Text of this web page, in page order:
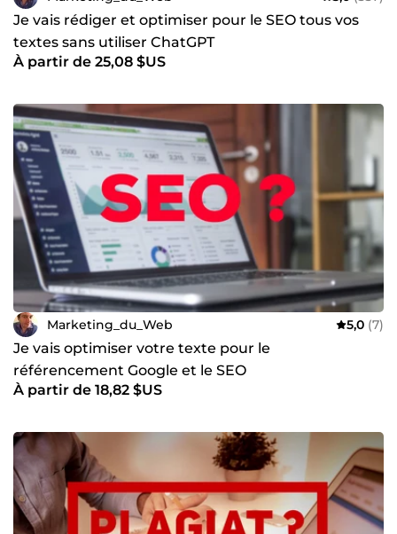
Je vais rédiger et optimiser pour le SEO tous vos
textes sans utiliser ChatGPT
À partir de 25,08 $US
Marketing_du_Web 5,0 (7)
Je vais optimiser votre texte pour le
référencement Google et le SEO
À partir de 18,82 $US